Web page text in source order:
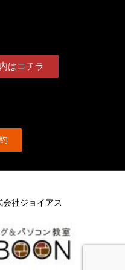
はコチラ
社ジョイアス